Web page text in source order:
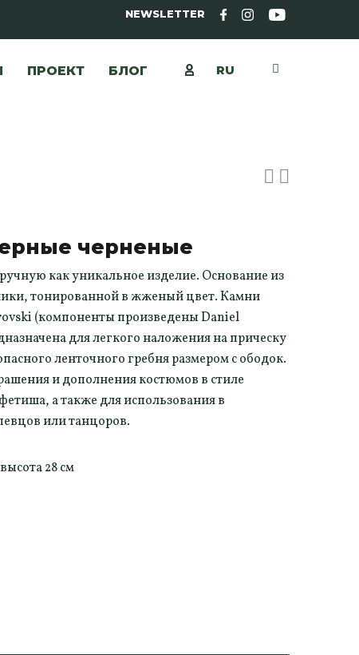
NEWSLETTER
ПРОЕКТ БЛОГ RU
черненые
как уникальное изделие. Основание из
тонированной в жженый цвет. Камни
(компоненты произведены Daniel
для легкого наложения на прическу
ленточного гребня размером с ободок.
и дополнения костюмов в стиле
а также для использования в
или танцоров.
28 см